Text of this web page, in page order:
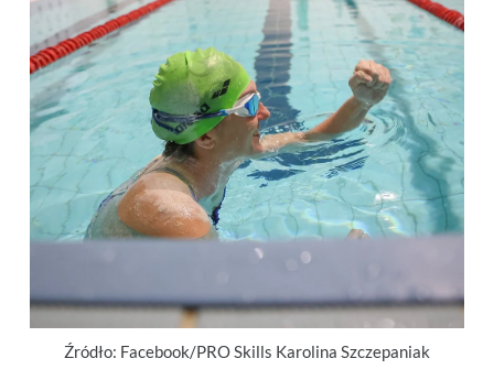
Źródło: Facebook/PRO Skills Karolina Szczepaniak